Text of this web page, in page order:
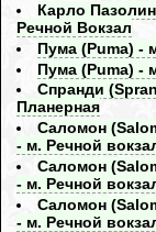
Карло
Речной Вокзал
Пума (Puma) -
Пума (Puma) -
Спранди
Планерная
Саломон
- м. Речной
Саломон
- м. Речной
Саломон
- м. Речной